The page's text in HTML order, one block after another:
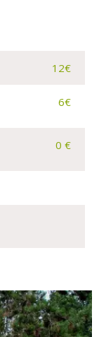
12€
6€
0 €